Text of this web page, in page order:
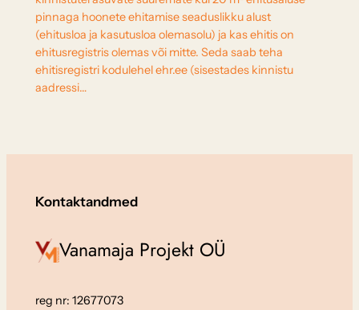
pinnaga hoonete ehitamise seaduslikku alust
(ehitusloa ja kasutusloa olemasolu) ja kas ehitis on
ehitusregistris olemas või mitte. Seda saab teha
ehitisregistri kodulehel ehr.ee (sisestades kinnistu
aadressi…
Kontaktandmed
Vanamaja Projekt OÜ
reg nr: 12677073